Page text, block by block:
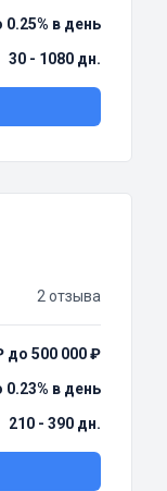
0.25% в день
30 - 1080 дн.
2 отзыва
до 500 000 ₽
0.23% в день
210 - 390 дн.